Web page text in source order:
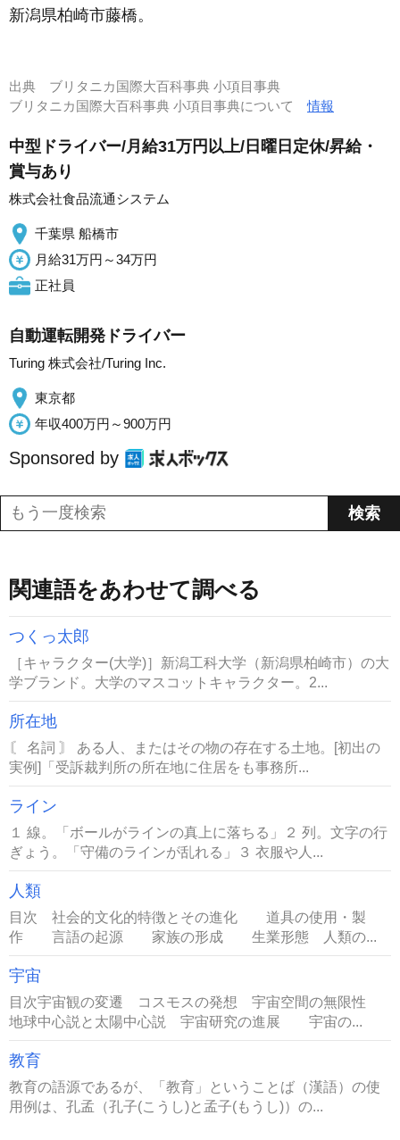
新潟県柏崎市藤橋。
出典 ブリタニカ国際大百科事典 小項目事典
ブリタニカ国際大百科事典 小項目事典について情報
中型ドライバー/月給31万円以上/日曜日定休/昇給・
賞与あり
株式会社食品流通システム
千葉県 船橋市
月給31万円～34万円
正社員
自動運転開発ドライバー
Turing 株式会社/Turing Inc.
東京都
年収400万円～900万円
Sponsored by
関連語をあわせて調べる
つくっ太郎
［キャラクター(大学)］新潟工科大学（新潟県柏崎市）の大
学ブランド。大学のマスコットキャラクター。2...
所在地
〘 名詞 〙 ある人、またはその物の存在する土地。[初出の
実例]「受訴裁判所の所在地に住居をも事務所...
ライン
１ 線。「ボールがラインの真上に落ちる」２ 列。文字の行
ぎょう。「守備のラインが乱れる」３ 衣服や人...
人類
目次 社会的文化的特徴とその進化 道具の使用・製
作 言語の起源 家族の形成 生業形態 人類の...
宇宙
目次宇宙観の変遷 コスモスの発想 宇宙空間の無限性
地球中心説と太陽中心説 宇宙研究の進展 宇宙の...
教育
教育の語源であるが、「教育」ということば（漢語）の使
用例は、孔孟（孔子(こうし)と孟子(もうし)）の...